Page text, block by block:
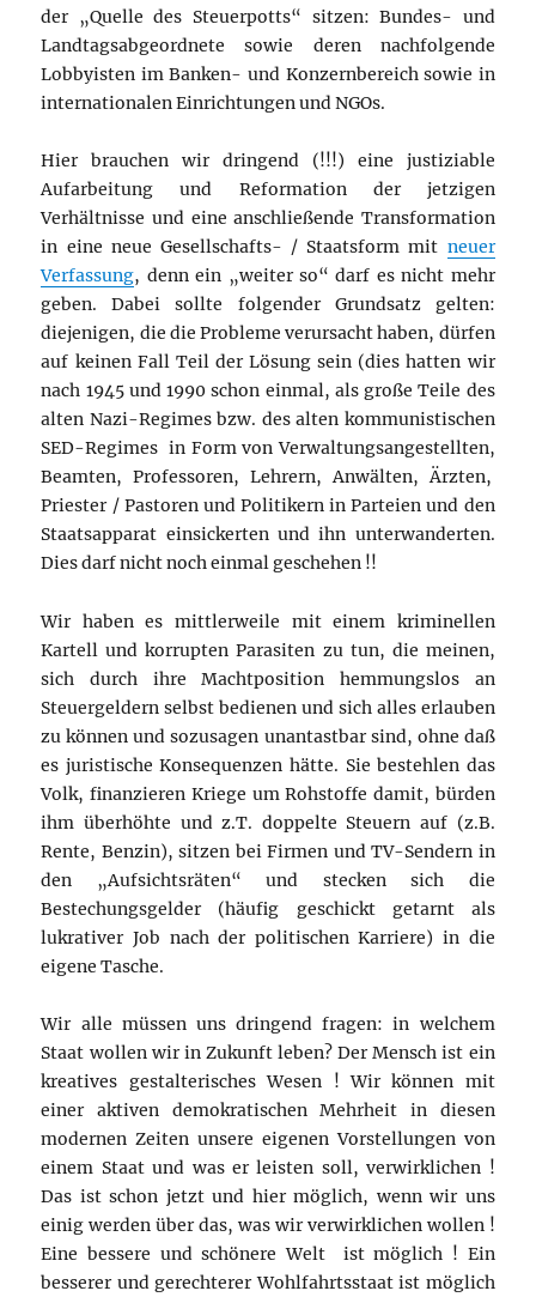
der „Quelle des Steuerpotts“ sitzen: Bundes- und
Landtagsabgeordnete sowie deren nachfolgende
Lobbyisten im Banken- und Konzernbereich sowie in
internationalen Einrichtungen und NGOs.
Hier brauchen wir dringend (!!!) eine justiziable
Aufarbeitung und Reformation der jetzigen
Verhältnisse und eine anschließende Transformation
in eine neue Gesellschafts- / Staatsform mit neuer
Verfassung, denn ein „weiter so“ darf es nicht mehr
geben. Dabei sollte folgender Grundsatz gelten:
diejenigen, die die Probleme verursacht haben, dürfen
auf keinen Fall Teil der Lösung sein (dies hatten wir
nach 1945 und 1990 schon einmal, als große Teile des
alten Nazi-Regimes bzw. des alten kommunistischen
SED-Regimes in Form von Verwaltungsangestellten,
Beamten, Professoren, Lehrern, Anwälten, Ärzten,
Priester / Pastoren und Politikern in Parteien und den
Staatsapparat einsickerten und ihn unterwanderten.
Dies darf nicht noch einmal geschehen !!
Wir haben es mittlerweile mit einem kriminellen
Kartell und korrupten Parasiten zu tun, die meinen,
sich durch ihre Machtposition hemmungslos an
Steuergeldern selbst bedienen und sich alles erlauben
zu können und sozusagen unantastbar sind, ohne daß
es juristische Konsequenzen hätte. Sie bestehlen das
Volk, finanzieren Kriege um Rohstoffe damit, bürden
ihm überhöhte und z.T. doppelte Steuern auf (z.B.
Rente, Benzin), sitzen bei Firmen und TV-Sendern in
den „Aufsichtsräten“ und stecken sich die
Bestechungsgelder (häufig geschickt getarnt als
lukrativer Job nach der politischen Karriere) in die
eigene Tasche.
Wir alle müssen uns dringend fragen: in welchem
Staat wollen wir in Zukunft leben? Der Mensch ist ein
kreatives gestalterisches Wesen ! Wir können mit
einer aktiven demokratischen Mehrheit in diesen
modernen Zeiten unsere eigenen Vorstellungen von
einem Staat und was er leisten soll, verwirklichen !
Das ist schon jetzt und hier möglich, wenn wir uns
einig werden über das, was wir verwirklichen wollen !
Eine bessere und schönere Welt ist möglich ! Ein
besserer und gerechterer Wohlfahrtsstaat ist möglich